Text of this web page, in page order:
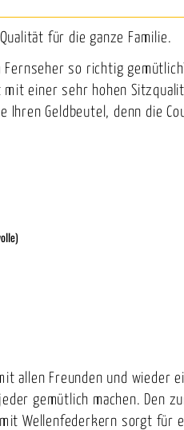
für die ganze Familie.
so richtig
einer sehr hohen
Geldbeutel, denn die
allen Freunden und
gemütlich machen. Den
Wellenfederkern sorgt für